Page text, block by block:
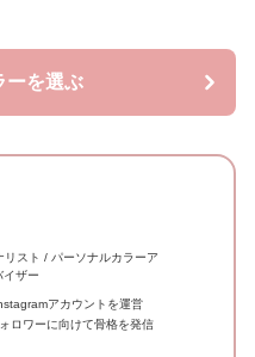
ーを選ぶ
スト / パーソナルカラーア
イザー
アカウントを運営
ロワーに向けて骨格を発信